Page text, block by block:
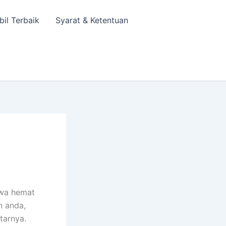
Terbaik Syarat & Ketentuan
hemat
anda,